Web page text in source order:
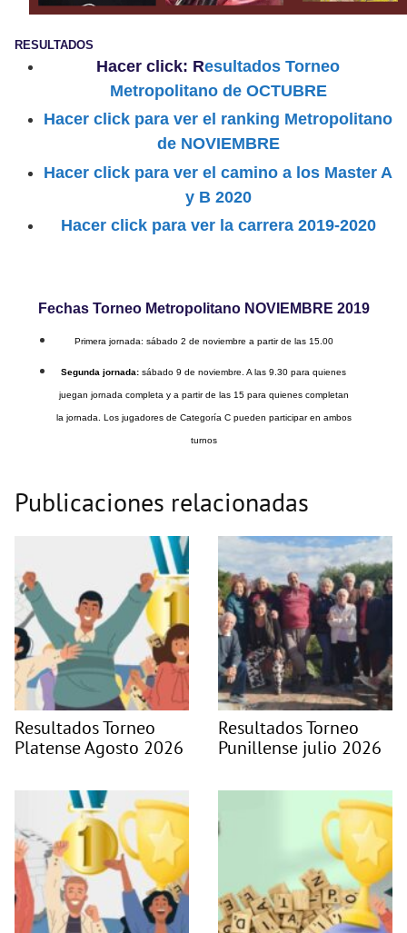
RESULTADOS
Hacer click: Resultados Torneo
Metropolitano de OCTUBRE
Hacer click para ver el ranking Metropolitano
de NOVIEMBRE
Hacer click para ver el camino a los Master A
y B 2020
Hacer click para ver la carrera 2019-2020
Fechas Torneo Metropolitano NOVIEMBRE 2019
Primera jornada: sábado 2 de noviembre a partir de las 15.00
Segunda jornada: sábado 9 de noviembre. A las 9.30 para quienes
juegan jornada completa y a partir de las 15 para quienes completan
la jornada. Los jugadores de Categoría C pueden participar en ambos
turnos
Publicaciones relacionadas
Resultados Torneo
Platense Agosto 2026
Resultados Torneo
Punillense julio 2026